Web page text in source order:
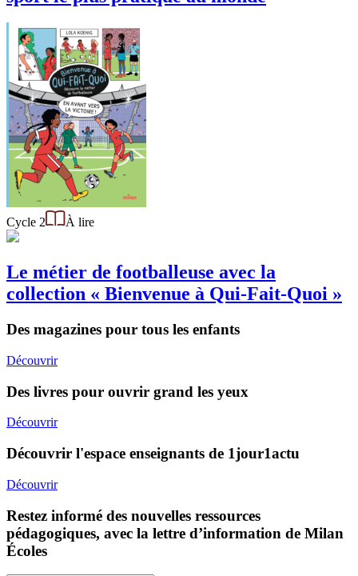
Cycle 2 À lire
Le métier de footballeuse avec la
collection « Bienvenue à Qui-Fait-Quoi »
Des magazines pour tous les enfants
Découvrir
Des livres pour ouvrir grand les yeux
Découvrir
Découvrir l'espace enseignants de 1jour1actu
Découvrir
Restez informé des nouvelles ressources
pédagogiques, avec la lettre d’information de Milan
Écoles